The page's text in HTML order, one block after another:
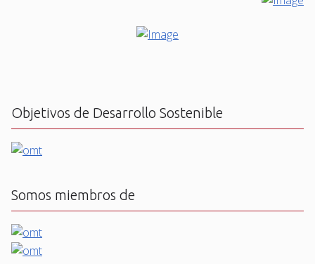
Objetivos de Desarrollo Sostenible
Somos miembros de